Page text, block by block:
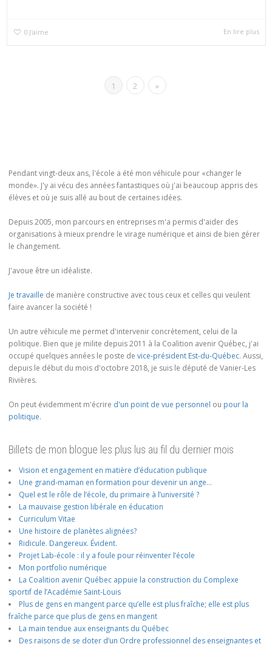
0 J'aime En lire plus
1 2 »
Pendant vingt-deux ans, l'école a été mon véhicule pour «changer le
monde». J'y ai vécu des années fantastiques où j'ai beaucoup appris des
élèves et où je suis allé au bout de certaines idées.
Depuis 2005, mon parcours en entreprises m'a permis d'aider des
organisations à mieux prendre le virage numérique et ainsi de bien gérer
le changement.
J'avoue être un idéaliste.
Je travaille de manière constructive avec tous ceux et celles qui veulent
faire avancer la société !
Un autre véhicule me permet d'intervenir concrètement, celui de la
politique. Bien que je milite depuis 2011 à la Coalition avenir Québec, j'ai
occupé quelques années le poste de vice-président Est-du-Québec. Aussi,
depuis le début du mois d'octobre 2018, je suis le député de Vanier-Les
Rivières.
On peut évidemment m'écrire d'un point de vue personnel ou pour la
politique.
Billets de mon blogue les plus lus au fil du dernier mois
Vision et engagement en matière d’éducation publique
Une grand-maman en formation pour devenir un ange…
Quel est le rôle de l’école, du primaire à l’université ?
La mauvaise gestion libérale en éducation
Curriculum Vitae
Une histoire de planètes alignées?
Ridicule. Dangereux. Évident.
Projet Lab-école : il y a foule pour réinventer l’école
Mon portfolio numérique
La Coalition avenir Québec appuie la construction du Complexe
sportif de l’Académie Saint-Louis
Plus de gens en mangent parce qu’elle est plus fraîche; elle est plus
fraîche parce que plus de gens en mangent
La main tendue aux enseignants du Québec
Des raisons de se doter d’un Ordre professionnel des enseignantes et